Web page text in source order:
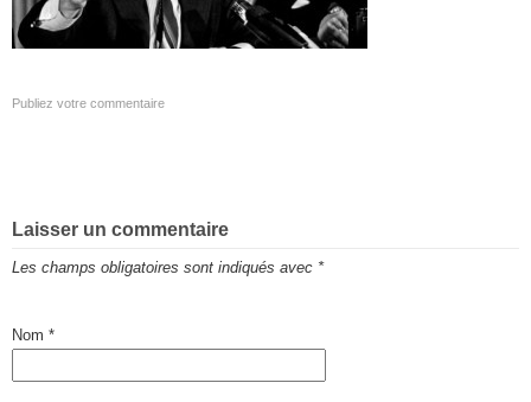
Publiez votre commentaire
Laisser un commentaire
Les champs obligatoires sont indiqués avec *
Nom *